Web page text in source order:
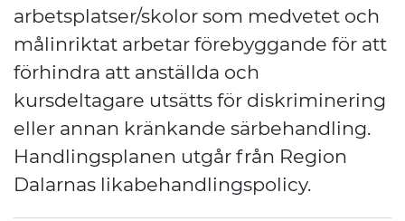
arbetsplatser/skolor som medvetet och
målinriktat arbetar förebyggande för att
förhindra att anställda och
kursdeltagare utsätts för diskriminering
eller annan kränkande särbehandling.
Handlingsplanen utgår från Region
Dalarnas likabehandlingspolicy.